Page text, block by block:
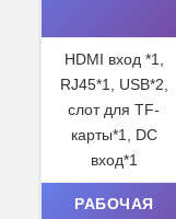
HDMI вход *1,
RJ45*1, USB*2,
слот для TF-
карты*1, DC
вход*1
РАБОЧАЯ